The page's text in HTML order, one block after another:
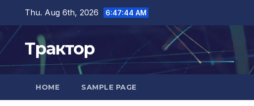
content
Thu. Aug 6th, 2026 6:47:45 AM
Трактор
HOME SAMPLE PAGE